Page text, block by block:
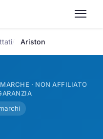
Ariston
· NON AFFILIATO